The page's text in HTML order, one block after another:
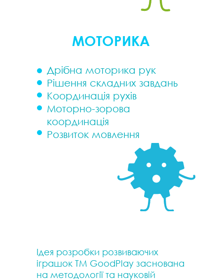
МОТОРИКА
Дрібна моторика рук
Рішення складних завдань
Координація рухів
Моторно-зорова
координація
Розвиток мовлення
Ідея розробки розвиваючих
іграшок ТМ GoodPlay заснована
на методології та науковій